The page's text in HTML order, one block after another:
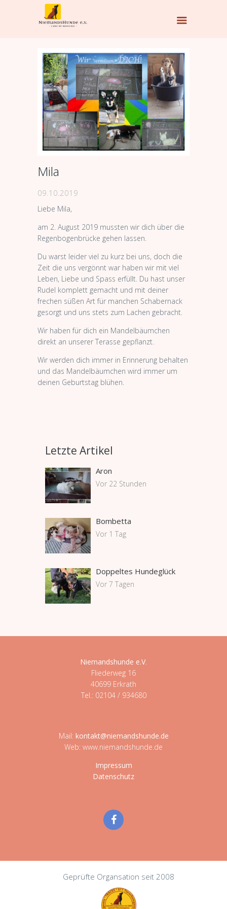
Mila
09.10.2019
Liebe Mila,
am 2. August 2019 mussten wir dich über die
Regenbogenbrücke gehen lassen.
Du warst leider viel zu kurz bei uns, doch die
Zeit die uns vergönnt war haben wir mit viel
Leben, Liebe und Spass erfüllt. Du hast unser
Rudel komplett gemacht und mit deiner
frechen süßen Art für manchen Schabernack
gesorgt und uns stets zum Lachen gebracht.
Wir haben für dich ein Mandelbäumchen
direkt an unserer Terasse gepflanzt.
Wir werden dich immer in Erinnerung behalten
und das Mandelbäumchen wird immer um
deinen Geburtstag blühen.
Letzte Artikel
Aron
Vor 22 Stunden
Bombetta
Vor 1 Tag
Doppeltes Hundeglück
Vor 7 Tagen
Niemandshunde e.V.
Fliederweg 16
40699 Erkrath
Tel.: 02104 / 934680
Mail: kontakt@niemandshunde.de
Web: www.niemandshunde.de
Impressum
Datenschutz
Geprüfte Organsation seit 2008